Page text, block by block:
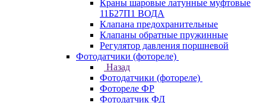
Краны шаровые латунные муфтовые
11Б27П1 ВОДА
Клапана предохранительные
Клапаны обратные пружинные
Регулятор давления поршневой
Фотодатчики (фотореле)
Назад
Фотодатчики (фотореле)
Фотореле ФР
Фотодатчик ФД